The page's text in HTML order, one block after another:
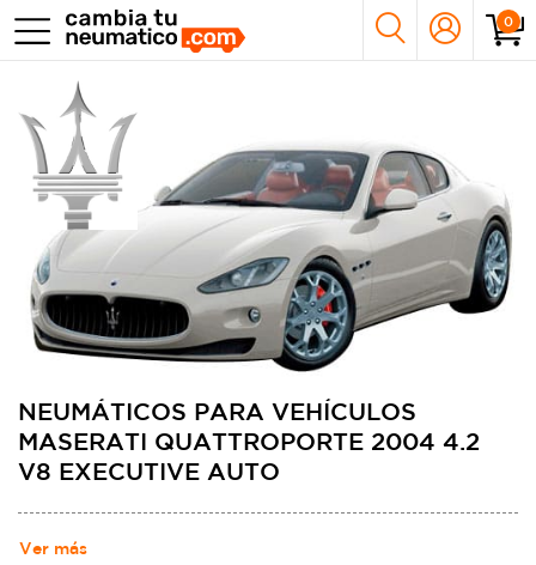
0
NEUMÁTICOS PARA VEHÍCULOS
MASERATI QUATTROPORTE 2004 4.2
V8 EXECUTIVE AUTO
Ver más